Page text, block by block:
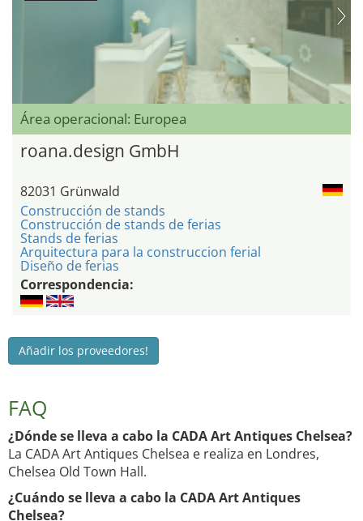
Área operacional: Europea
roana.design GmbH
82031 Grünwald
Construcción de stands
Construcción de stands de ferias
Stands de ferias
Arquitectura para la construccion ferial
Diseño de ferias
Correspondencia:
Añadir los proveedores!
FAQ
¿Dónde se lleva a cabo la CADA Art Antiques Chelsea?
La CADA Art Antiques Chelsea e realiza en Londres,
Chelsea Old Town Hall.
¿Cuándo se lleva a cabo la CADA Art Antiques
Chelsea?